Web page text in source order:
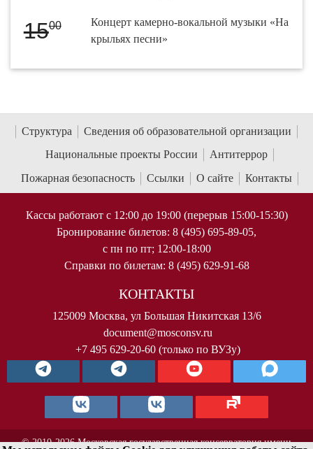
1500
Концерт камерно-вокальной музыки «На
крыльях песни»
Структура
Сведения об образовательной организации
Национальные проекты России
Антитеррор
Пожарная безопасность
Ссылки О сайте Контакты
Кассы работают с 12:00 до 19:00 (перерыв 15:00-15:30)
Бронирование билетов: 8 (495) 695-89-05,
с пн по пт; 12:00-18:00
Справки по билетам: 8 (495) 629-91-68
КОНТАКТЫ
125009 Москва, ул Большая Никитская 13/6
document@mosconsv.ru
+7 495 629-20-60 (только по ВУЗу)
© 2010-2026 Московская государственная консерватория имени